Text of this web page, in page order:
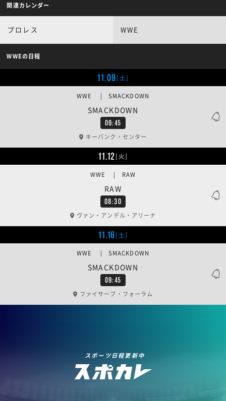
関連カレンダー
プロレス WWE
WWEの日程
11.09[土]
09:45
SMACKDOWN
WWE | SMACKDOWN
キーバンク・センター
11.12[火]
08:30
RAW
WWE | RAW
ヴァン・アンデル・アリーナ
11.16[土]
09:45
SMACKDOWN
WWE | SMACKDOWN
ファイサーブ・フォーラム
スポーツ日程更新中